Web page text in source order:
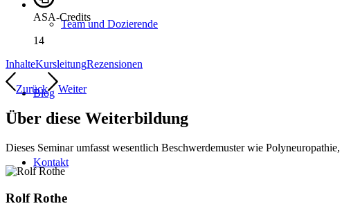
Team und Dozierende
Blog
Kontakt
ASA-Credits
14
InhalteKursleitungRezensionen
Zurück Weiter
Über diese Weiterbildung
Dieses Seminar umfasst wesentlich Beschwerdemuster wie
Rolf Rothe